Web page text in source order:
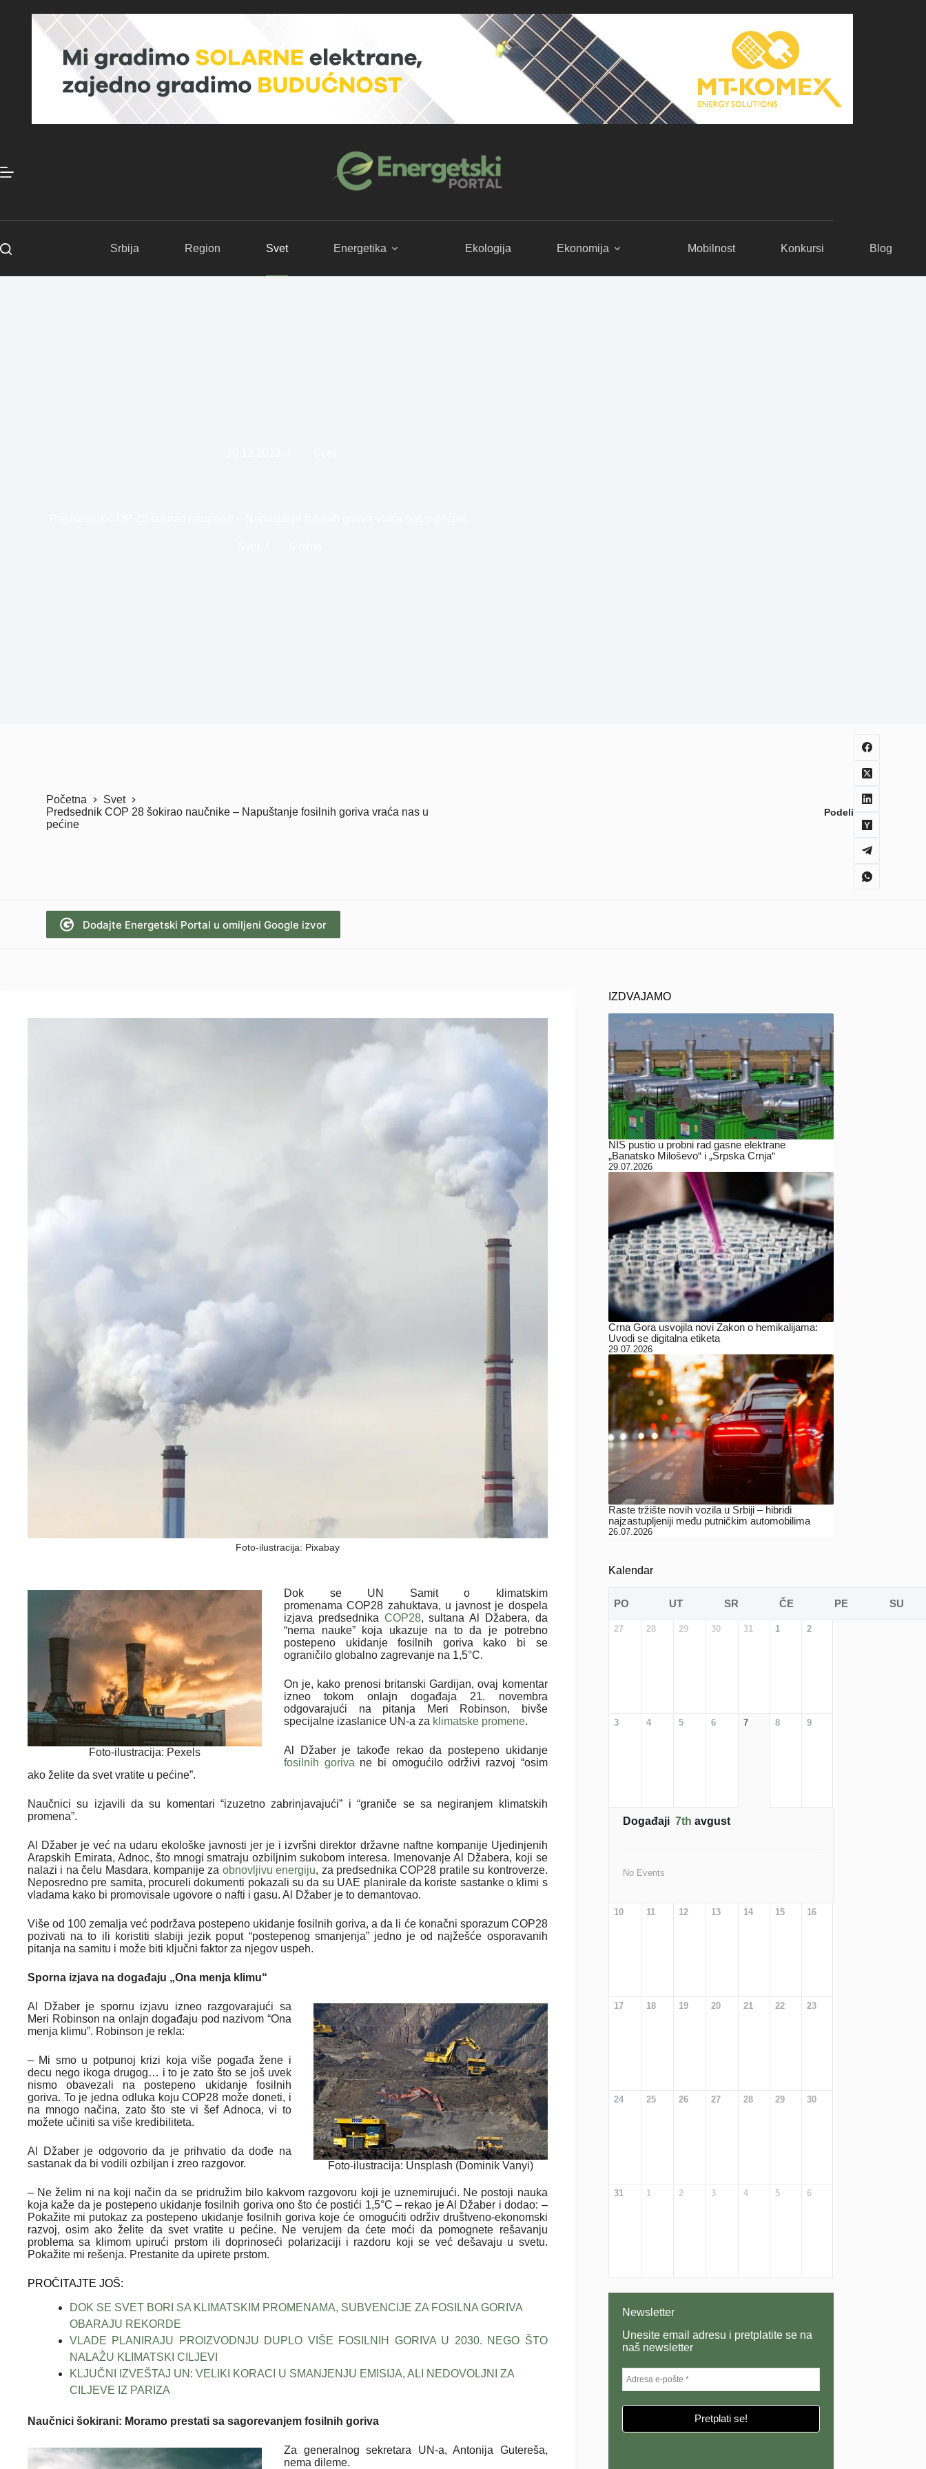
Srbija Region Svet Energetika Ekologija Ekonomija Mobilnost Konkursi Blog
Početna
Svet
Predsednik COP 28 šokirao naučnike – Napuštanje fosilnih goriva vraća nas u
pećine
Podeli
Dodajte Energetski Portal u omiljeni Google izvor
Foto-ilustracija: Pixabay
Foto-ilustracija: Pexels
Dok se UN Samit o klimatskim
promenama COP28 zahuktava, u javnost je dospela
izjava predsednika COP28, sultana Al Džabera, da
“nema nauke” koja ukazuje na to da je potrebno
postepeno ukidanje fosilnih goriva kako bi se
ograničilo globalno zagrevanje na 1,5°C.
On je, kako prenosi britanski Gardijan, ovaj komentar
izneo tokom onlajn događaja 21. novembra
odgovarajući na pitanja Meri Robinson, bivše
specijalne izaslanice UN-a za klimatske promene.
Al Džaber je takođe rekao da postepeno ukidanje
fosilnih goriva ne bi omogućilo održivi razvoj “osim
ako želite da svet vratite u pećine”.
Naučnici su izjavili da su komentari “izuzetno zabrinjavajući” i “graniče se sa negiranjem klimatskih
promena”.
Al Džaber je već na udaru ekološke javnosti jer je i izvršni direktor državne naftne kompanije Ujedinjenih
Arapskih Emirata, Adnoc, što mnogi smatraju ozbiljnim sukobom interesa. Imenovanje Al Džabera, koji se
nalazi i na čelu Masdara, kompanije za obnovljivu energiju, za predsednika COP28 pratile su kontroverze.
Neposredno pre samita, procureli dokumenti pokazali su da su UAE planirale da koriste sastanke o klimi s
vladama kako bi promovisale ugovore o nafti i gasu. Al Džaber je to demantovao.
Više od 100 zemalja već podržava postepeno ukidanje fosilnih goriva, a da li će konačni sporazum COP28
pozivati na to ili koristiti slabiji jezik poput “postepenog smanjenja” jedno je od najžešće osporavanih
pitanja na samitu i može biti ključni faktor za njegov uspeh.
Sporna izjava na događaju „Ona menja klimu“
Foto-ilustracija: Unsplash (Dominik Vanyi)
Al Džaber je spornu izjavu izneo razgovarajući sa
Meri Robinson na onlajn događaju pod nazivom “Ona
menja klimu”. Robinson je rekla:
– Mi smo u potpunoj krizi koja više pogađa žene i
decu nego ikoga drugog… i to je zato što se još uvek
nismo obavezali na postepeno ukidanje fosilnih
goriva. To je jedna odluka koju COP28 može doneti, i
na mnogo načina, zato što ste vi šef Adnoca, vi to
možete učiniti sa više kredibiliteta.
Al Džaber je odgovorio da je prihvatio da dođe na
sastanak da bi vodili ozbiljan i zreo razgovor.
– Ne želim ni na koji način da se pridružim bilo kakvom razgovoru koji je uznemirujući. Ne postoji nauka
koja kaže da je postepeno ukidanje fosilnih goriva ono što će postići 1,5°C – rekao je Al Džaber i dodao: –
Pokažite mi putokaz za postepeno ukidanje fosilnih goriva koje će omogućiti održiv društveno-ekonomski
razvoj, osim ako želite da svet vratite u pećine. Ne verujem da ćete moći da pomognete rešavanju
problema sa klimom upirući prstom ili doprinoseći polarizaciji i razdoru koji se već dešavaju u svetu.
Pokažite mi rešenja. Prestanite da upirete prstom.
PROČITAJTE JOŠ:
DOK SE SVET BORI SA KLIMATSKIM PROMENAMA, SUBVENCIJE ZA FOSILNA GORIVA
OBARAJU REKORDE
VLADE PLANIRAJU PROIZVODNJU DUPLO VIŠE FOSILNIH GORIVA U 2030. NEGO ŠTO
NALAŽU KLIMATSKI CILJEVI
KLJUČNI IZVEŠTAJ UN: VELIKI KORACI U SMANJENJU EMISIJA, ALI NEDOVOLJNI ZA
CILJEVE IZ PARIZA
Naučnici šokirani: Moramo prestati sa sagorevanjem fosilnih goriva
Za generalnog sekretara UN-a, Antonija Gutereša,
nema dileme.
IZDVAJAMO
NIS pustio u probni rad gasne elektrane
„Banatsko Miloševo“ i „Srpska Crnja“
29.07.2026
Crna Gora usvojila novi Zakon o hemikalijama:
Uvodi se digitalna etiketa
29.07.2026
Raste tržište novih vozila u Srbiji – hibridi
najzastupljeniji među putničkim automobilima
26.07.2026
Kalendar
PO UT SR ČE PE SU
27 28 29 30 31 1 2
3 4 5 6 7 8 9
Događaji 7th avgust
No Events
10 11 12 13 14 15 16
17 18 19 20 21 22 23
24 25 26 27 28 29 30
31 1 2 3 4 5 6
Newsletter
Unesite email adresu i pretplatite se na
naš newsletter